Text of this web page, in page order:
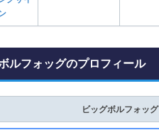
ルフォッグのプロフィール
ビッグボルフォッグ